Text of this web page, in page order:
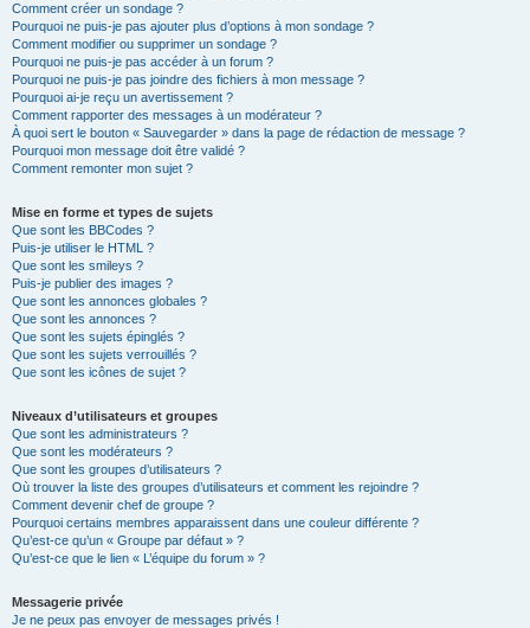
Comment créer un sondage ?
Pourquoi ne puis-je pas ajouter plus d’options à mon sondage ?
Comment modifier ou supprimer un sondage ?
Pourquoi ne puis-je pas accéder à un forum ?
Pourquoi ne puis-je pas joindre des fichiers à mon message ?
Pourquoi ai-je reçu un avertissement ?
Comment rapporter des messages à un modérateur ?
À quoi sert le bouton « Sauvegarder » dans la page de rédaction de message ?
Pourquoi mon message doit être validé ?
Comment remonter mon sujet ?
Mise en forme et types de sujets
Que sont les BBCodes ?
Puis-je utiliser le HTML ?
Que sont les smileys ?
Puis-je publier des images ?
Que sont les annonces globales ?
Que sont les annonces ?
Que sont les sujets épinglés ?
Que sont les sujets verrouillés ?
Que sont les icônes de sujet ?
Niveaux d’utilisateurs et groupes
Que sont les administrateurs ?
Que sont les modérateurs ?
Que sont les groupes d’utilisateurs ?
Où trouver la liste des groupes d’utilisateurs et comment les rejoindre ?
Comment devenir chef de groupe ?
Pourquoi certains membres apparaissent dans une couleur différente ?
Qu’est-ce qu’un « Groupe par défaut » ?
Qu’est-ce que le lien « L’équipe du forum » ?
Messagerie privée
Je ne peux pas envoyer de messages privés !